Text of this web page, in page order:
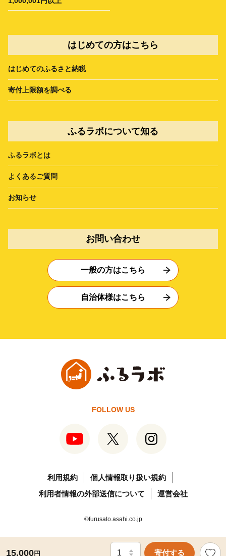
15,000円 寄付する
はじめての方はこちら
はじめてのふるさと納税
寄付上限額を調べる
ふるラボについて知る
ふるラボとは
よくあるご質問
お知らせ
お問い合わせ
一般の方はこちら
自治体様はこちら
FOLLOW US
利用規約
個人情報取り扱い規約
利用者情報の外部送信について
運営会社
©furusato.asahi.co.jp